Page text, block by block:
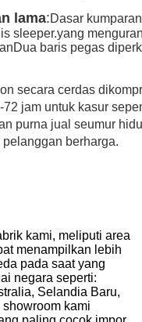
lama:Dasar
sleeper.yang
baris pegas
secara cerdas
jam untuk kasur
purna jual seumur
berharga.
kami, meliputi area
menampilkan lebih
pada saat yang
negara seperti:
Selandia Baru,
kami